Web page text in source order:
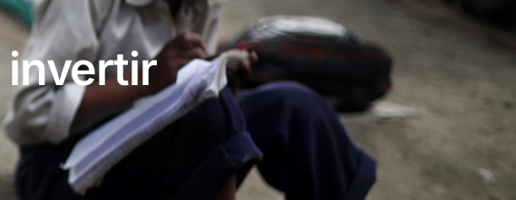
invertir